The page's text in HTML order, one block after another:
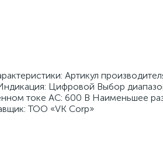
Артикул
Цифровой Выбор
токе АC: 600 В Наименьшее
ТОО «VK Corp»